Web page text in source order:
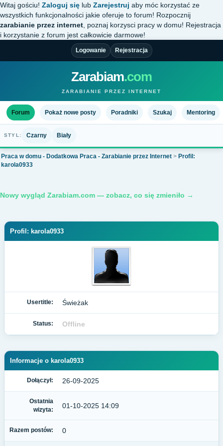
Witaj gościu! Zaloguj się lub Zarejestruj aby móc korzystać ze
wszystkich funkcjonalności jakie oferuje to forum! Rozpocznij
zarabianie przez internet , poznaj korzysci pracy w domu! Rejestracja
i korzystanie z forum jest całkowicie darmowe!
Logowanie Rejestracja
Zarabiam.com
ZARABIANIE PRZEZ INTERNET
Forum Pokaż nowe posty Poradniki Szukaj Mentoring
STYL: Czarny Biały
Praca w domu - Dodatkowa Praca - Zarabianie przez Internet > Profil:
karola0933
Nowy wygląd Zarabiam.com — zobacz, co się zmieniło →
Profil: karola0933
Usertitle: Świeżak
Status: Offline
Informacje o karola0933
Dołączył: 26-09-2025
Ostatnia
wizyta:
01-10-2025 14:09
Razem postów: 0